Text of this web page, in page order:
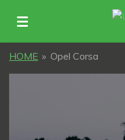
contenuto
principale
HOME » Opel Corsa